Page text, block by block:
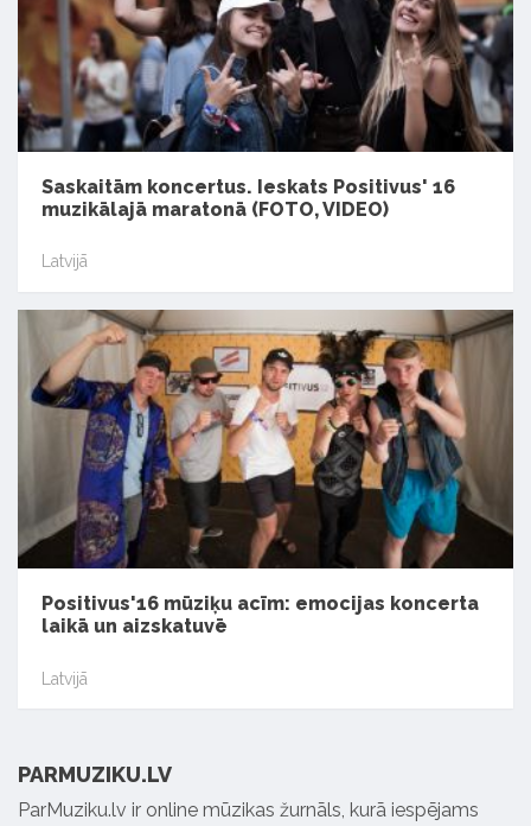
Saskaitām koncertus. Ieskats Positivus' 16
muzikālajā maratonā (FOTO, VIDEO)
Latvijā
Positivus'16 mūziķu acīm: emocijas koncerta
laikā un aizskatuvē
Latvijā
PARMUZIKU.LV
ParMuziku.lv ir online mūzikas žurnāls, kurā iespējams